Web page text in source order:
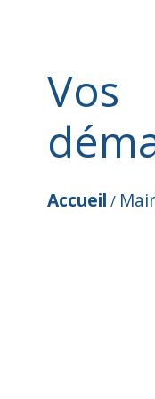
Vos
Accueil /